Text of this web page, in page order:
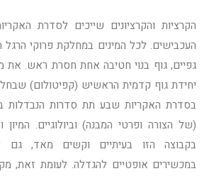
העכבישים. לכל המינים במחלקת פרוקי הרגל
גפיים, גוף בנוי חטיבה אחת חסרת ראש.
יחידת גוף קדמית הראשיש (קפיטולום)
בסדרת האקריות שבע תת סדרות הנבדלות
(של הצורה ופרטי המבנה) וביולוגיים.
בקבוצה הזו בעיתיים וקשים מאד, גם
במכשירים אופטיים להגדלה. לעומת זאת,